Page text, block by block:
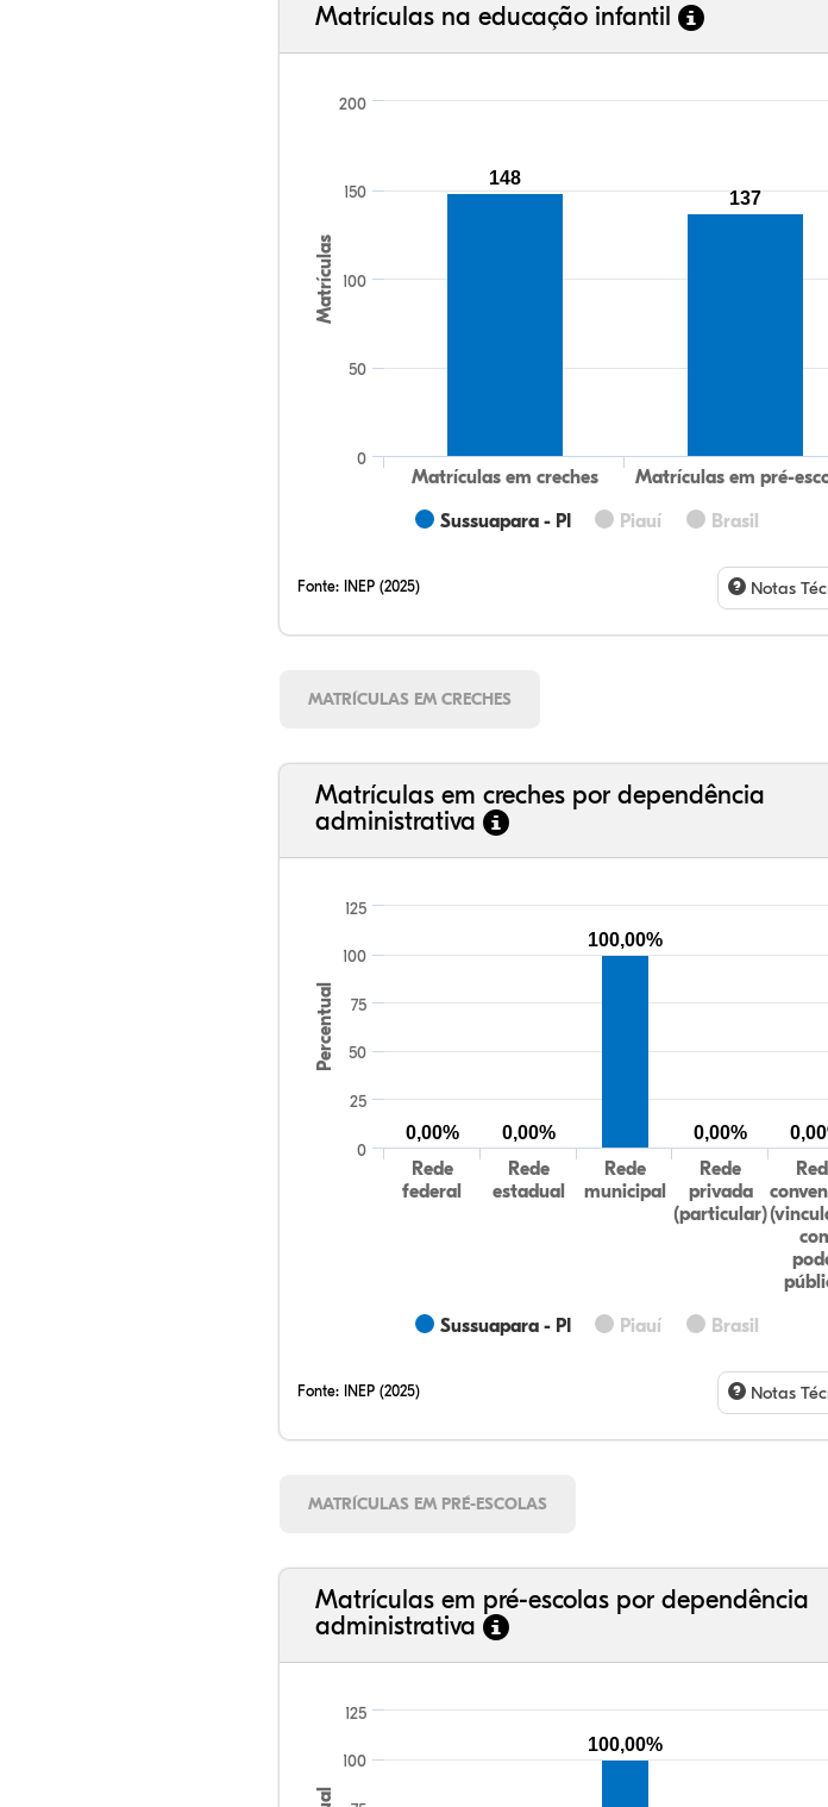
Matrículas na educação infantil
Matrículas
Sussuapara - PI Piauí Brasil
Matrículas em creches Matrículas em pré-
0
50
100
150
200
148
137
Fonte: INEP (2025) Notas
MATRÍCULAS EM CRECHES
Matrículas em creches por dependência
administrativa
Percentual
Sussuapara - PI Piauí Brasil
Rede
federal
Rede
estadual
Rede
municipal
Rede
privada
(particular)
0
25
50
75
100
125
0,00% 0,00%
100,00%
0,00%
Fonte: INEP (2025) Notas
MATRÍCULAS EM PRÉ-ESCOLAS
Matrículas em pré-escolas por dependência
administrativa
100
125
100,00%